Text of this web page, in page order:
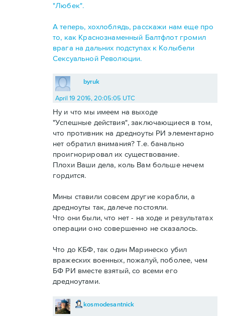
"Любек".
А теперь, хохлоблядь, расскажи нам еще про
то, как Краснознаменный Балтфлот громил
врага на дальних подступах к Колыбели
Сексуальной Революции.
byruk
April 19 2016, 20:05:05 UTC
Ну и что мы имеем на выходе
"Успешные действия", заключающиеся в том,
что противник на дредноуты РИ элементарно
нет обратил внимания? Т.е. банально
проигнорировал их существование.
Плохи Ваши дела, коль Вам больше нечем
гордится.
Мины ставили совсем другие корабли, а
дредноуты так, далече постояли.
Что они были, что нет - на ходе и результатах
операции оно совершенно не сказалось.
Что до КБФ, так один Маринеско убил
вражеских военных, пожалуй, поболее, чем
БФ РИ вместе взятый, со всеми его
дредноутами.
kosmodesantnick